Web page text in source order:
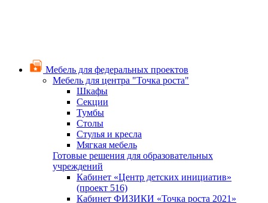
Мебель для федеральных проектов
Мебель для центра "Точка роста"
Шкафы
Секции
Тумбы
Столы
Стулья и кресла
Мягкая мебель
Готовые решения для образовательных
учреждений
Кабинет «Центр детских инициатив»
(проект 516)
Кабинет ФИЗИКИ «Точка роста 2021»